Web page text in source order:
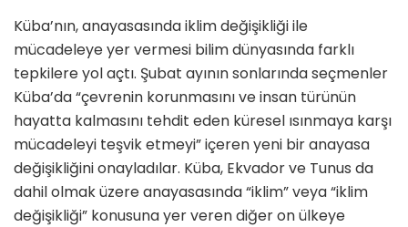
Küba’nın, anayasasında iklim değişikliği ile
mücadeleye yer vermesi bilim dünyasında farklı
tepkilere yol açtı. Şubat ayının sonlarında seçmenler
Küba’da “çevrenin korunmasını ve insan türünün
hayatta kalmasını tehdit eden küresel ısınmaya karşı
mücadeleyi teşvik etmeyi” içeren yeni bir anayasa
değişikliğini onayladılar. Küba, Ekvador ve Tunus da
dahil olmak üzere anayasasında “iklim” veya “iklim
değişikliği” konusuna yer veren diğer on ülkeye